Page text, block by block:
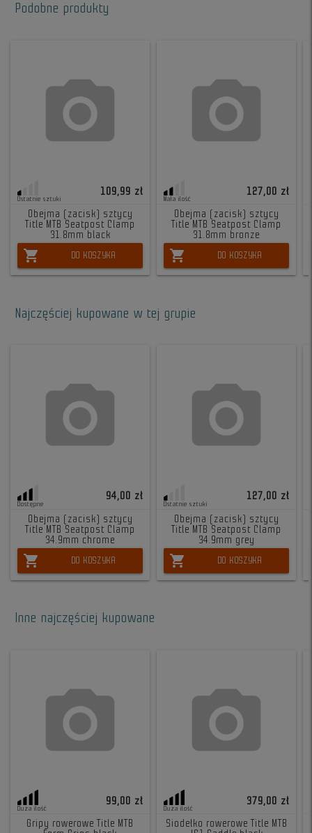
Podobne produkty
Ostatnie sztuki
109,99 zł
Obejma (zacisk) sztycy
Title MTB Seatpost Clamp
31.8mm black
shopping_cart DO KOSZYKA
Mała ilość
127,00 zł
Obejma (zacisk) sztycy
Title MTB Seatpost Clamp
31.8mm bronze
shopping_cart DO KOSZYKA
Najczęściej kupowane w tej grupie
Dostępne
94,00 zł
Obejma (zacisk) sztycy
Title MTB Seatpost Clamp
34.9mm chrome
shopping_cart DO KOSZYKA
Ostatnie sztuki
127,00 zł
Obejma (zacisk) sztycy
Title MTB Seatpost Clamp
34.9mm grey
shopping_cart DO KOSZYKA
Inne najczęściej kupowane
Duża ilość
99,00 zł
Gripy rowerowe Title MTB
Duża ilość
379,00 zł
Siodełko rowerowe Title MTB